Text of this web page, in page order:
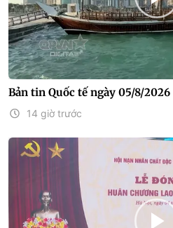
Bản tin Quốc tế ngày 05/8/2026
14 giờ trước